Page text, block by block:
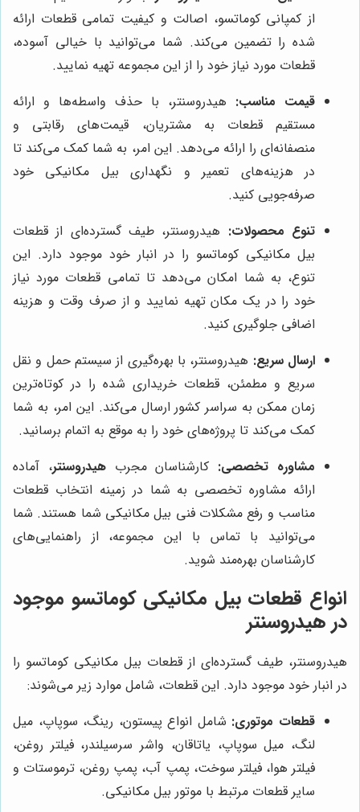
از کمپانی کوماتسو، اصالت و کیفیت تمامی قطعات ارائه
شده را تضمین می‌کند. شما می‌توانید با خیالی آسوده،
قطعات مورد نیاز خود را از این مجموعه تهیه نمایید.
قیمت مناسب: هیدروسنتر، با حذف واسطه‌ها و ارائه
مستقیم قطعات به مشتریان، قیمت‌های رقابتی و
منصفانه‌ای را ارائه می‌دهد. این امر، به شما کمک می‌کند تا
در هزینه‌های تعمیر و نگهداری بیل مکانیکی خود
صرفه‌جویی کنید.
تنوع محصولات: هیدروسنتر، طیف گسترده‌ای از قطعات
بیل مکانیکی کوماتسو را در انبار خود موجود دارد. این
تنوع، به شما امکان می‌دهد تا تمامی قطعات مورد نیاز
خود را در یک مکان تهیه نمایید و از صرف وقت و هزینه
اضافی جلوگیری کنید.
ارسال سریع: هیدروسنتر، با بهره‌گیری از سیستم حمل و نقل
سریع و مطمئن، قطعات خریداری شده را در کوتاه‌ترین
زمان ممکن به سراسر کشور ارسال می‌کند. این امر، به شما
کمک می‌کند تا پروژه‌های خود را به موقع به اتمام برسانید.
مشاوره تخصصی: کارشناسان مجربهیدروسنتر، آماده
ارائه مشاوره تخصصی به شما در زمینه انتخاب قطعات
مناسب و رفع مشکلات فنی بیل مکانیکی شما هستند. شما
می‌توانید با تماس با این مجموعه، از راهنمایی‌های
کارشناسان بهره‌مند شوید.
انواع قطعات بیل مکانیکی کوماتسو موجود
در هیدروسنتر
هیدروسنتر، طیف گسترده‌ای از قطعات بیل مکانیکی کوماتسو را
در انبار خود موجود دارد. این قطعات، شامل موارد زیر می‌شوند:
قطعات موتوری: شامل انواع پیستون، رینگ، سوپاپ، میل
لنگ، میل سوپاپ، یاتاقان، واشر سرسیلندر، فیلتر روغن،
فیلتر هوا، فیلتر سوخت، پمپ آب، پمپ روغن، ترموستات و
سایر قطعات مرتبط با موتور بیل مکانیکی.